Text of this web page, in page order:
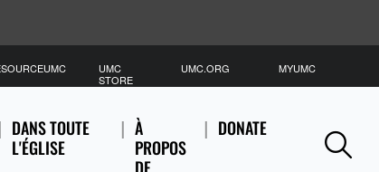
DANS TOUTE
L'ÉGLISE
À
PROPOS
DONATE
UMC
STORE
UMC.ORG MYUMC